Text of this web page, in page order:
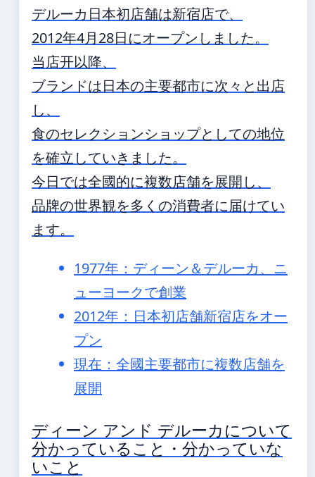
デルーカ日本初店舗は新宿店で、
2012年4月28日にオープンしました。
当店开以降、
ブランドは日本の主要都市に次々と出店
し、
食のセレクションショップとしての地位
を確立していきました。
今日では全國的に複数店舗を展開し、
品牌の世界観を多くの消費者に届けてい
ます。
1977年：ディーン＆デルーカ、ニ
ューヨークで創業
2012年：日本初店舗新宿店をオー
プン
現在：全國主要都市に複数店舗を
展開
ディーン アンド デルーカについて
分かっていること・分かっていな
いこと